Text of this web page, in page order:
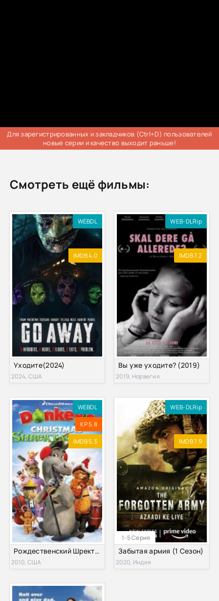
Для зарегистрированных и закладчиков (Ctrl+D) пользователей
новые серии и качество выходит раньше!
Смотреть ещё фильмы:
WEBDL
IMDB 4.0
Уходите(2024)
2024, США
WEB-DLRip
IMDB 7.2
Вы уже уходите? (2019)
2019, Норвегия
WEBDL
KP 5.8
IMDB 5.3
Рождественский Шректакль Осла (2010)
2010, США
1-5 Серия
WEB-DLRip
IMDB 7.9
Забытая армия (1 Сезон)
2020, Индия